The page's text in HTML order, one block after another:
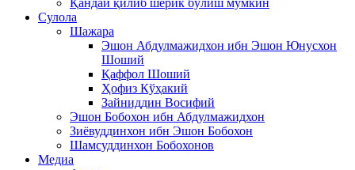
Сулола
Шажара
Эшон Абдулмажидхон ибн Эшон Юнусхон
Шоший
Қаффол Шоший
Ҳофиз Кўҳакий
Зайниддин Восифий
Эшон Бобохон ибн Абдулмажидхон
Зиёвуддинхон ибн Эшон Бобохон
Шамсуддинхон Бобохонов
Медиа